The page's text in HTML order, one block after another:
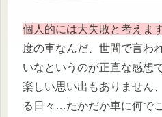
個人的には大失敗と考えま
度の車なんだ、世間で言わ
いなというのが正直な感想
楽しい思い出もありません
る日々…たかだか車に何で